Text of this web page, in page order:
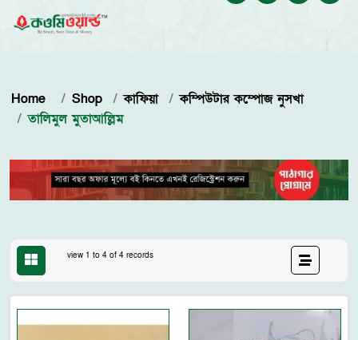
Home Shop কাফিয়া
কম্পিউটার কম্পোজ নুসখা
তালিমুল মুতাআল্লিম
view 1 to 4 of 4 records